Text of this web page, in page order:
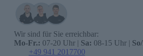
Wir sind für Sie erreichbar:
Mo-Fr.: 07-20 Uhr | Sa: 08-15 Uhr |
+49 941 2017700